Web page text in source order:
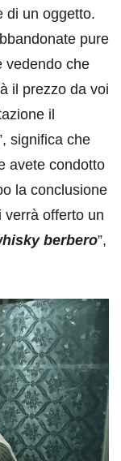
di un oggetto.
pure
vedendo che
il prezzo da voi
il
significa che
avete condotto
la conclusione
verrà offerto un
berbero”,